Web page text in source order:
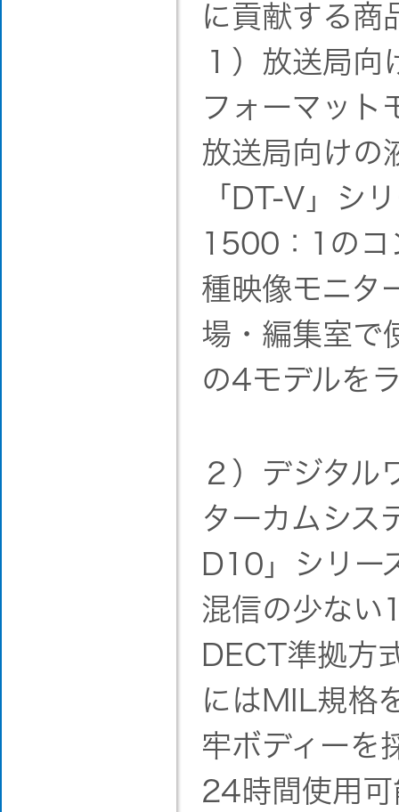
に貢献する商
１）放送局向
フォーマット
放送局向けの
「DT-V」シ
1500：1のコ
種映像モニタ
場・編集室で
の4モデルを
２）デジタル
ターカムシス
D10」シリー
混信の少ない
DECT準拠方
にはMIL規格
牢ボディーを
24時間使用